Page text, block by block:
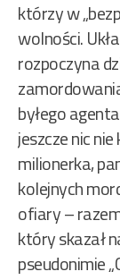
którzy w
wolności.
rozpoczyna
byłego
jeszcze nic
milionerka,
kolejnych
ofiary –
który skazał
pseudonimie